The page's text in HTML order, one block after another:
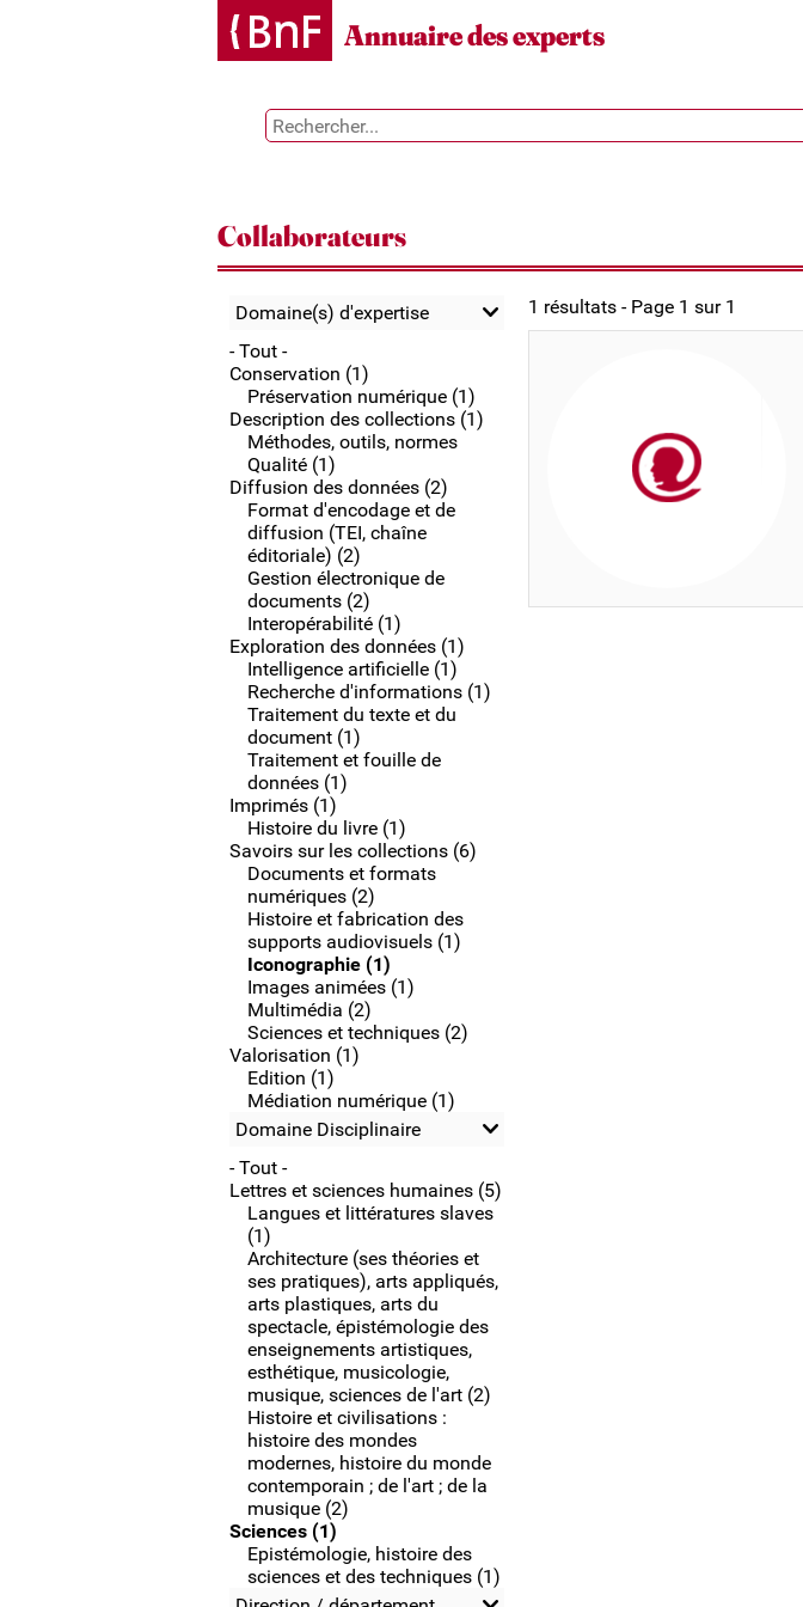
Annuaire des experts
Collaborateurs
Domaine(s) d'expertise
- Tout -
Conservation (1)
Préservation numérique (1)
Description des collections (1)
Méthodes, outils, normes
Qualité (1)
Diffusion des données (2)
Format d'encodage et de
diffusion (TEI, chaîne
éditoriale) (2)
Gestion électronique de
documents (2)
Interopérabilité (1)
Exploration des données (1)
Intelligence artificielle (1)
Recherche d'informations (1)
Traitement du texte et du
document (1)
Traitement et fouille de
données (1)
Imprimés (1)
Histoire du livre (1)
Savoirs sur les collections (6)
Documents et formats
numériques (2)
Histoire et fabrication des
supports audiovisuels (1)
Iconographie (1)
Images animées (1)
Multimédia (2)
Sciences et techniques (2)
Valorisation (1)
Edition (1)
Médiation numérique (1)
Domaine Disciplinaire
- Tout -
Lettres et sciences humaines (5)
Langues et littératures slaves
(1)
Architecture (ses théories et
ses pratiques), arts appliqués,
arts plastiques, arts du
spectacle, épistémologie des
enseignements artistiques,
esthétique, musicologie,
musique, sciences de l'art (2)
Histoire et civilisations :
histoire des mondes
modernes, histoire du monde
contemporain ; de l'art ; de la
musique (2)
Sciences (1)
Epistémologie, histoire des
sciences et des techniques (1)
1 résultats - Page 1 sur 1